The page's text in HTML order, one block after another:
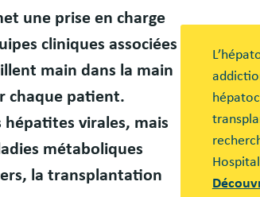
une prise en charge
cliniques associées
main dans la main
chaque patient.
hépatites virales, mais
métaboliques
la transplantation